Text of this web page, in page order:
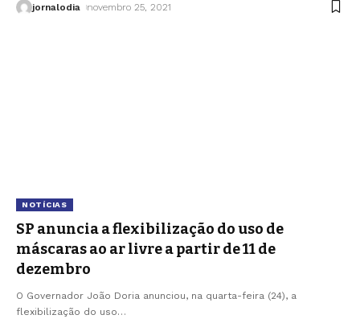
jornalodia novembro 25, 2021
NOTÍCIAS
SP anuncia a flexibilização do uso de
máscaras ao ar livre a partir de 11 de
dezembro
O Governador João Doria anunciou, na quarta-feira (24), a
flexibilização do uso…